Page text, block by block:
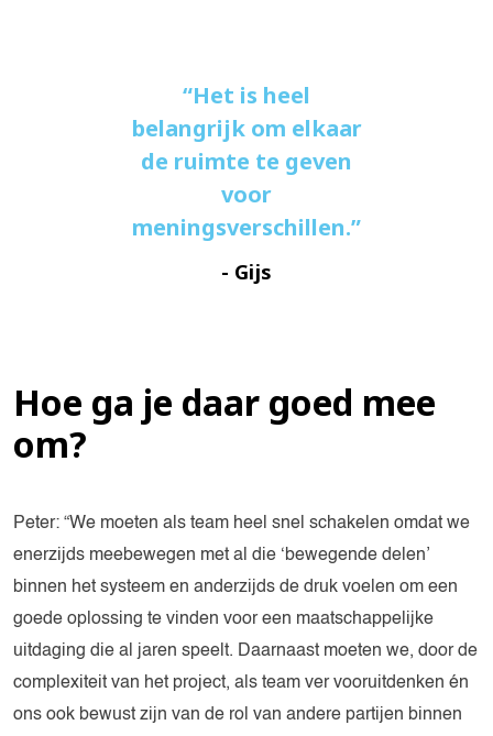
Het is heel
belangrijk om elkaar
de ruimte te geven
voor
meningsverschillen.
- Gijs
Hoe ga je daar goed mee
om?
Peter: “We moeten als team heel snel schakelen omdat we
enerzijds meebewegen met al die ‘bewegende delen’
binnen het systeem en anderzijds de druk voelen om een
goede oplossing te vinden voor een maatschappelijke
uitdaging die al jaren speelt. Daarnaast moeten we, door de
complexiteit van het project, als team ver vooruitdenken én
ons ook bewust zijn van de rol van andere partijen binnen